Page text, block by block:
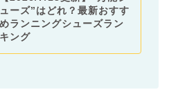
ューズ”はどれ？最新おすす
めランニングシューズラン
キング